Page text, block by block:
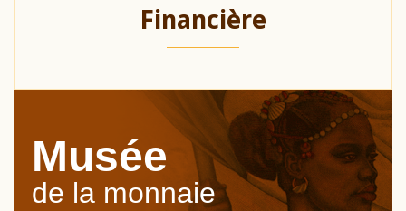
Financière
Musée
de la monnaie